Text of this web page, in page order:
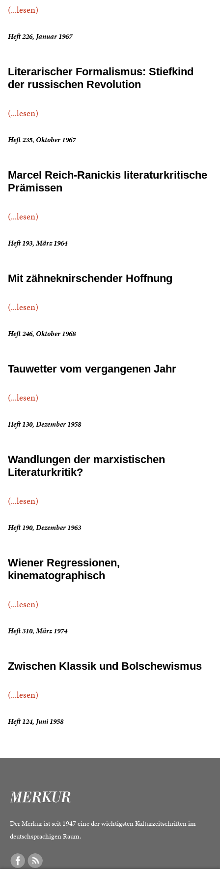
(...lesen)
Heft 226, Januar 1967
Literarischer Formalismus: Stiefkind
der russischen Revolution
(...lesen)
Heft 235, Oktober 1967
Marcel Reich-Ranickis literaturkritische
Prämissen
(...lesen)
Heft 193, März 1964
Mit zähneknirschender Hoffnung
(...lesen)
Heft 246, Oktober 1968
Tauwetter vom vergangenen Jahr
(...lesen)
Heft 130, Dezember 1958
Wandlungen der marxistischen
Literaturkritik?
(...lesen)
Heft 190, Dezember 1963
Wiener Regressionen,
kinematographisch
(...lesen)
Heft 310, März 1974
Zwischen Klassik und Bolschewismus
(...lesen)
Heft 124, Juni 1958
Der Merkur ist seit 1947 eine der wichtigsten Kulturzeitschriften im
deutschsprachigen Raum.